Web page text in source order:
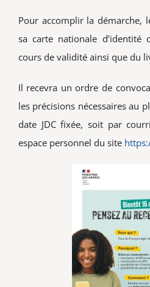
Pour accomplir la démarche,
sa carte nationale d’identité
cours de validité ainsi que du
Il recevra un ordre de
les précisions nécessaires au
date JDC fixée, soit par
espace personnel du site